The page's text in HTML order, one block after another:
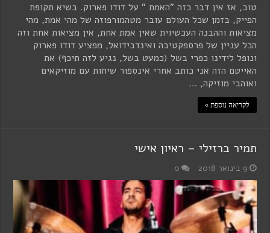
טוב, אז אין דבר כזה "האמת " על דודו פארוק. בשיא תקופת
הפייק, בזמן שכל העולם עובר מטהמורפוזה של מהי אמת, מהי
מציאות וההבנה העכשיוית שאין אמת אחת, אין מציאות אחת וזה
הכל עניין של פרספקטיבה ואינדבידואל, מפציע דודו פארוק
ונופל לידינו כפרי בשל (כמעט בשל, נגיע לזה תיכף) את
האייטם הזה אני כותב אחרי אינספור שיחות עם מוזיקאים
ואוהבי מוזיקה, …
לקריאה נוספת »
תמיר ברזילי – ראיון אישי
9 בינואר 2018 0